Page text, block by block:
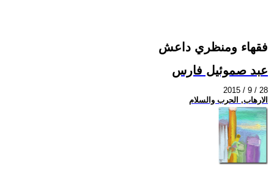
فقهاء ومنظري داعش
عبد صموئيل فارس
2015 / 9 / 28
الارهاب, الحرب والسلام